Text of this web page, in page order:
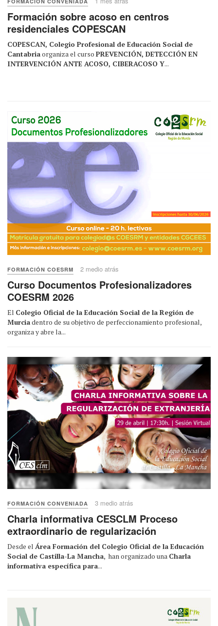
Formación sobre acoso en centros
residenciales COPESCAN
COPESCAN, Colegio Profesional de Educación Social de
Cantabriaorganiza el curso PREVENCIÓN, DETECCIÓN EN
INTERVENCIÓN ANTE ACOSO, CIBERACOSO Y...
FORMACIÓN COESRM 2 medio atrás
Curso Documentos Profesionalizadores
COESRM 2026
El Colegio Oficial de la Educación Social de la Región de
Murciadentro de su objetivo de perfeccionamiento profesional,
organiza y abre la...
FORMACIÓN CONVENIADA 3 medio atrás
Charla informativa CESCLM Proceso
extraordinario de regularización
Desde el Área Formación del Colegio Oficial de la Educación
Social de Castilla-La Mancha, han organizado una Charla
informativa específica para...